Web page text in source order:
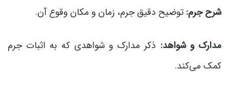
شرح جرم: توضیح دقیق جرم، زمان و مکان وقوع آن.
مدارک و شواهد: ذکر مدارک و شواهدی که به اثبات جرم
کمک می‌کند.